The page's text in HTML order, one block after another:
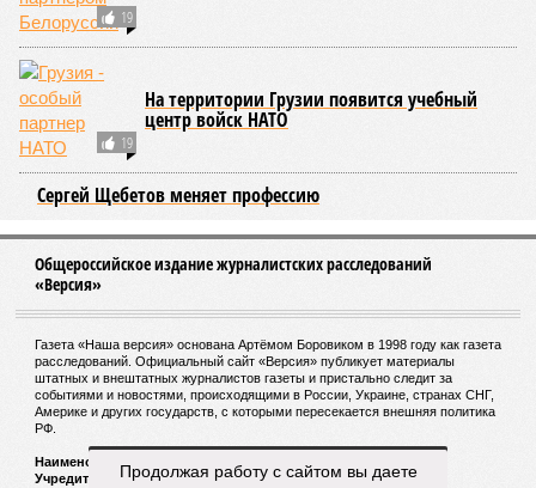
Впрочем, исключение соматических мутаций в любом
случае сильно бы продлило человеческую жизнь. Но как
их исключить? Ведь всё это зависит от множества
вводных, от обычных ошибок при делении клеток до
стрессовых факторов, состояния окружающей среды и
воздействия вирусов. На этот вопрос ответа у учёных из
Сколкова нет. Во всяком случае, пока нет.
Кстати
Самым долгоживущим человеком на Земле остаётся
француженка Жанна Кальман, родившаяся 21 февраля
1875 года в Арле и там же скончавшаяся 4 августа
дня.
Всю свою жизнь она прожила в родном городе, лишь к
110 годам решившись на переезд в дом престарелых La
Maison du Lac, где через 12 лет и умерла. Покидала
свою квартиру она без особого удовольствия, но
Продолжая работу с сайтом вы даете